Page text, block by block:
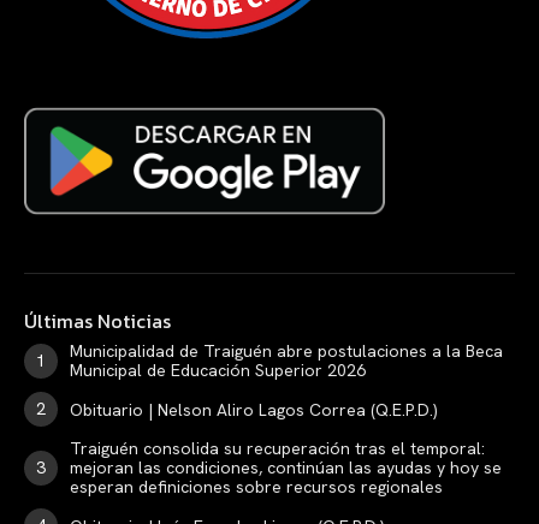
Últimas Noticias
Municipalidad de Traiguén abre postulaciones a la Beca
Municipal de Educación Superior 2026
Obituario | Nelson Aliro Lagos Correa (Q.E.P.D.)
Traiguén consolida su recuperación tras el temporal:
mejoran las condiciones, continúan las ayudas y hoy se
esperan definiciones sobre recursos regionales